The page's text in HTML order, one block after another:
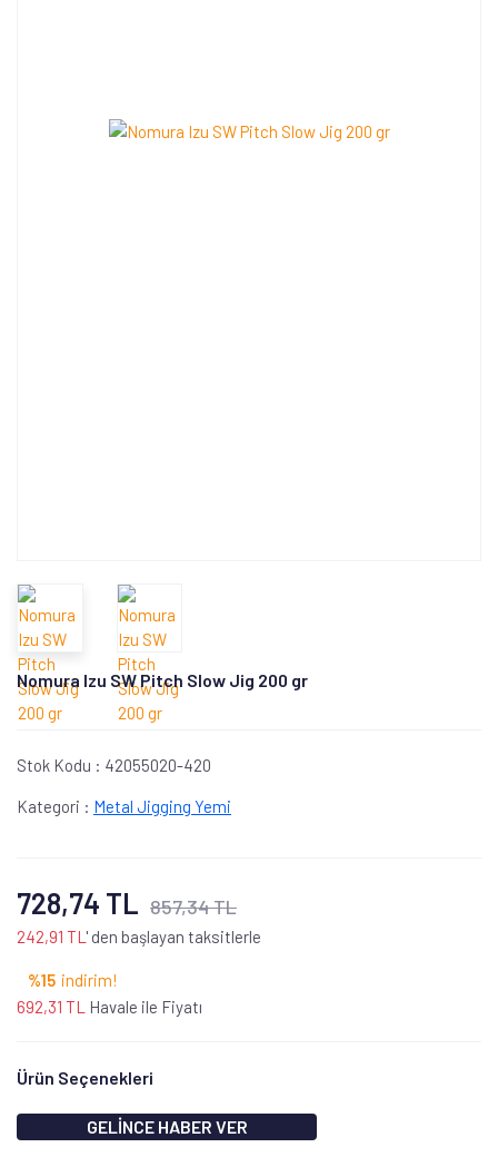
Nomura Izu SW Pitch Slow Jig 200 gr
Stok Kodu : 42055020-420
Kategori : Metal Jigging Yemi
728,74 TL 857,34 TL
242,91 TL ' den başlayan taksitlerle
%15 indirim!
692,31 TL
Havale ile Fiyatı
Ürün Seçenekleri
GELİNCE HABER VER